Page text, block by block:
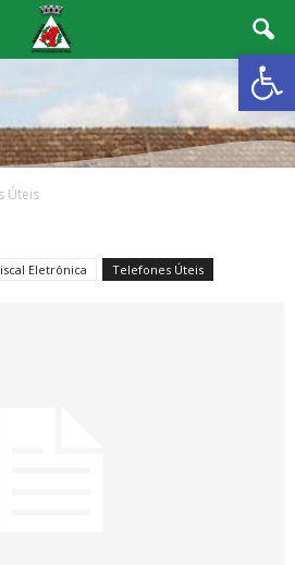
Abrir
Úteis
Eletrônica Telefones Úteis